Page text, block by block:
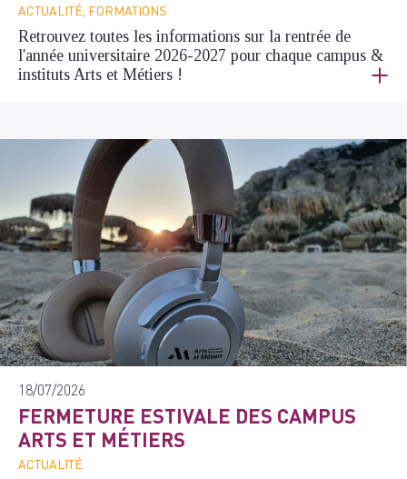
ACTUALITÉ, FORMATIONS
Retrouvez toutes les informations sur la rentrée de
l'année universitaire 2026-2027 pour chaque campus &
instituts Arts et Métiers !
18/07/2026
FERMETURE ESTIVALE DES CAMPUS
ARTS ET MÉTIERS
ACTUALITÉ